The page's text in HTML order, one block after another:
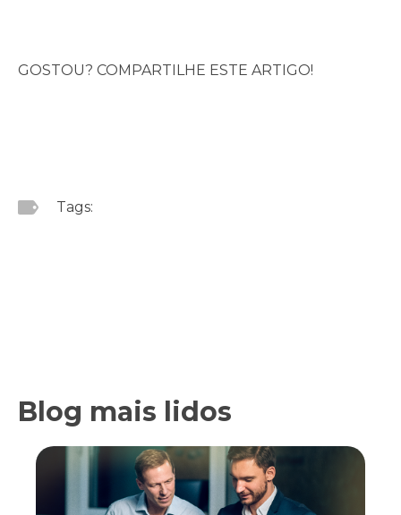
GOSTOU? COMPARTILHE ESTE ARTIGO!
Tags:
Blog mais lidos